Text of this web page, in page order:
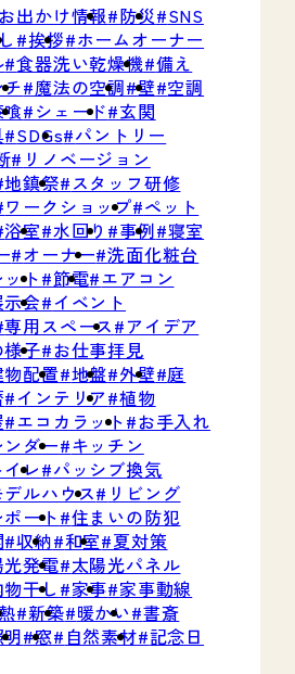
お出かけ情報 防災 SNS
挨拶 ホームオーナー
食器洗い乾燥機 備え
魔法の空調 壁 空調
シェード 玄関
SDGs パントリー
リノベージョン
地鎮祭 スタッフ研修
ワークショップ ペット
浴室 水回り 事例 寝室
オーナー 洗面化粧台
ト 節電 エアコン
会 イベント
専用スペース
アイデア
子 お仕事拝見
物配置 地盤 外壁 庭
インテリア 植物
エコカラット
お手入れ
ンダー キッチン
イレ
パッシブ換気
デルハウス
リビング
ポート 住まいの防犯
収納 和室 夏対策
光発電 太陽光パネル
干し 家事 家事動線
新築 暖かい 書斎
窓 自然素材 記念日